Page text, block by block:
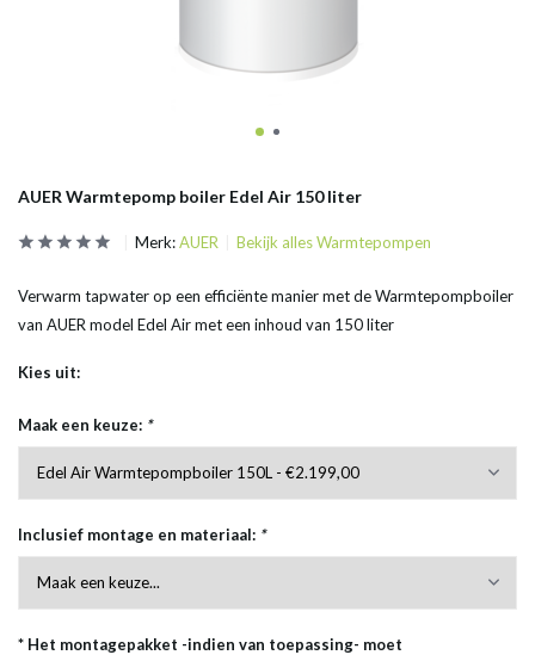
AUER Warmtepomp boiler Edel Air 150 liter
Merk:AUER Bekijk alles Warmtepompen
Verwarm tapwater op een efficiënte manier met de Warmtepompboiler
van AUER model Edel Air met een inhoud van 150 liter
Kies uit:
Maak een keuze: *
Inclusief montage en materiaal: *
* Het montagepakket -indien van toepassing- moet